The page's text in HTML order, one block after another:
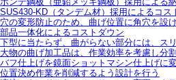
SUS430-KD（タンデム材）採用によるコス
穴の変形防止のため、曲げ位置に角穴を設
部品一体化によるコストダウン
下型に当たらず、曲がらない部分には、ス
大物の曲げ加工品は、作業効率を考慮し分
バフ仕上げを鏡面ショットマシン仕上げに
位置決め作業を削減するよう設計を行う